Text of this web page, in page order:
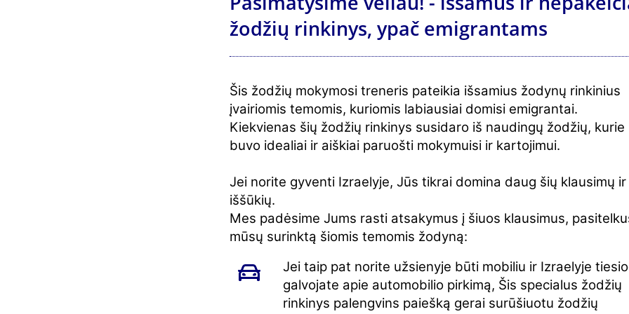
žodžių rinkinys, ypač emigrantams
Šis žodžių mokymosi treneris pateikia išsamius žodynų rinkinius
įvairiomis temomis, kuriomis labiausiai domisi emigrantai.
Kiekvienas šių žodžių rinkinys susidaro iš naudingų žodžių, kurie
buvo idealiai ir aiškiai paruošti mokymuisi ir kartojimui.
Jei norite gyventi Izraelyje, Jūs tikrai domina daug šių klausimų ir
iššūkių.
Mes padėsime Jums rasti atsakymus į šiuos klausimus,
mūsų surinktą šiomis temomis žodyną:
Jei taip pat norite užsienyje būti mobiliu ir Izraelyje
galvojate apie automobilio pirkimą, Šis specialus žodžių
rinkinys palengvins paiešką gerai surūšiuotu žodžių